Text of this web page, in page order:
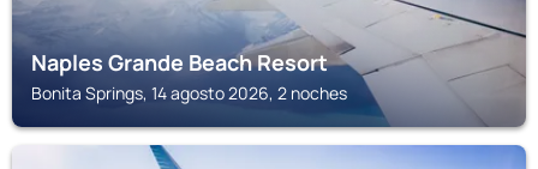
Naples Grande Beach Resort
Bonita Springs, 14 agosto 2026, 2 noches